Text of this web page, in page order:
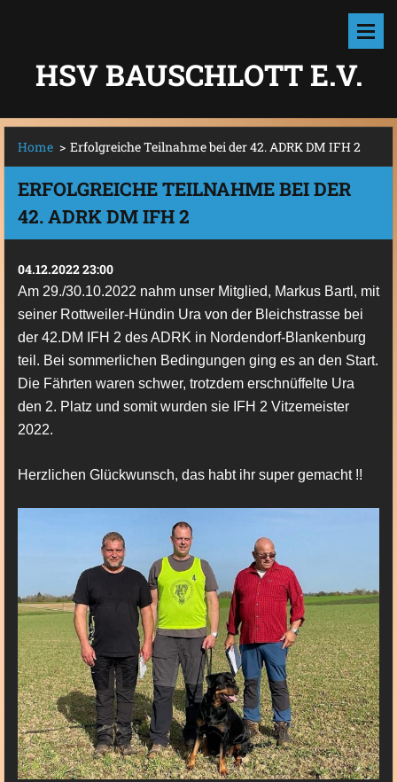
HSV BAUSCHLOTT E.V.
Home > Erfolgreiche Teilnahme bei der 42. ADRK DM IFH 2
ERFOLGREICHE TEILNAHME BEI DER
42. ADRK DM IFH 2
04.12.2022 23:00
Am 29./30.10.2022 nahm unser Mitglied, Markus Bartl, mit
seiner Rottweiler-Hündin Ura von der Bleichstrasse bei
der 42.DM IFH 2 des ADRK in Nordendorf-Blankenburg
teil. Bei sommerlichen Bedingungen ging es an den Start.
Die Fährten waren schwer, trotzdem erschnüffelte Ura
den 2. Platz und somit wurden sie IFH 2 Vitzemeister
2022.
Herzlichen Glückwunsch, das habt ihr super gemacht !!